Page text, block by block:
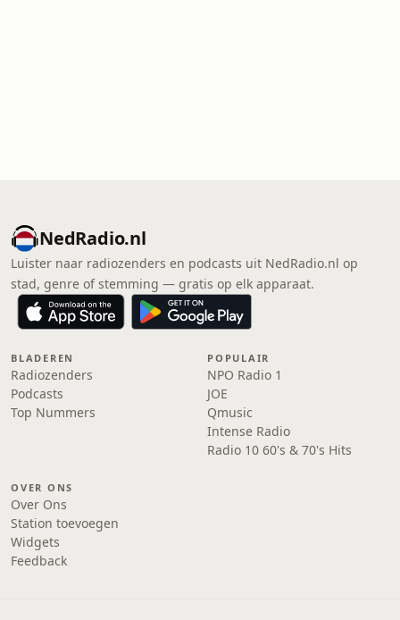
NedRadio.nl
Luister naar radiozenders en podcasts uit NedRadio.nl op
stad, genre of stemming — gratis op elk apparaat.
BLADEREN
Radiozenders
Podcasts
Top Nummers
POPULAIR
NPO Radio 1
JOE
Qmusic
Intense Radio
Radio 10 60's & 70's Hits
OVER ONS
Over Ons
Station toevoegen
Widgets
Feedback